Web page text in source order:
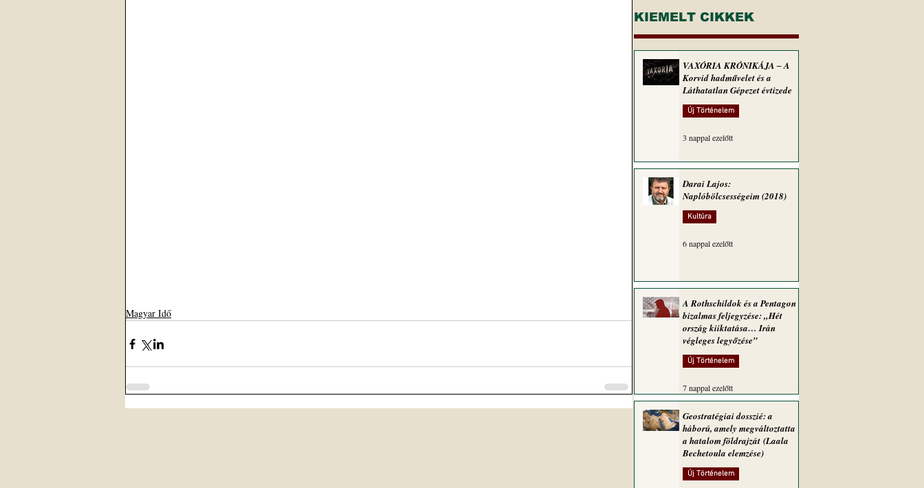
Magyar Idő
KIEMELT CIKKEK
VAXÓRIA KRÓNIKÁJA ‒ A
Korvid hadművelet és a
Láthatatlan Gépezet évtizede
Új Történelem
3 nappal ezelőtt
Darai Lajos:
Naplóbölcsességeim (2018)
Kultúra
6 nappal ezelőtt
A Rothschildok és a Pentagon
bizalmas feljegyzése: „Hét
ország kiiktatása… Irán
végleges legyőzése”
Új Történelem
7 nappal ezelőtt
Geostratégiai dosszié: a
háború, amely megváltoztatta
a hatalom földrajzát (Laala
Bechetoula elemzése)
Új Történelem